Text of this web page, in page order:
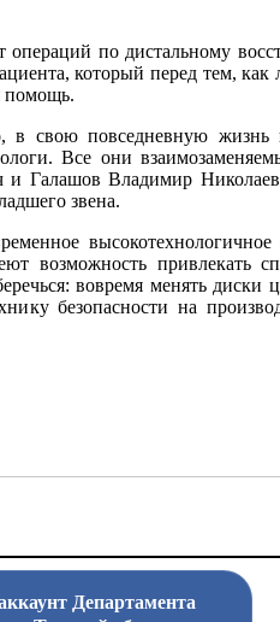
по дистальному
который перед тем, как
помощь.
в свою повседневную жизнь
Все они
и Галашов Владимир
звена.
возможность привлекать
вовремя менять диски
бе­зопасности на
Департамента